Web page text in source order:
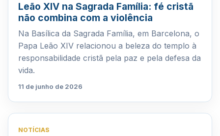
Leão XIV na Sagrada Família: fé cristã
não combina com a violência
Na Basílica da Sagrada Família, em Barcelona, o
Papa Leão XIV relacionou a beleza do templo à
responsabilidade cristã pela paz e pela defesa da
vida.
11 de junho de 2026
NOTÍCIAS